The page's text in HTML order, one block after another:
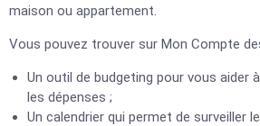
maison ou appartement.
Vous pouvez trouver sur Mon Compte
Un outil de budgeting pour vous aider
les dépenses ;
Un calendrier qui permet de surveiller